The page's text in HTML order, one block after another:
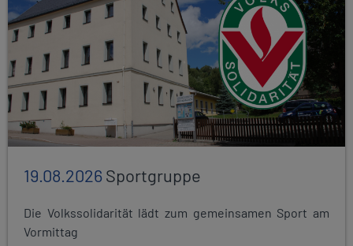
19.08.2026Sportgruppe
Die Volkssolidarität lädt zum gemeinsamen Sport am
Vormittag